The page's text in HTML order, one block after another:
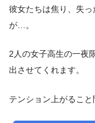
彼女たちは焦り、失
が…。
2人の女子高生の一夜
出させてくれます。
テンション上がること